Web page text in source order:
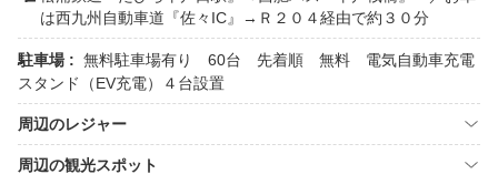
は西九州自動車道『佐々IC』→Ｒ２０４経由で約３０分
駐車場 : 無料駐車場有り 60台 先着順 無料 電気自動車充電
スタンド（EV充電）４台設置
周辺のレジャー
周辺の観光スポット